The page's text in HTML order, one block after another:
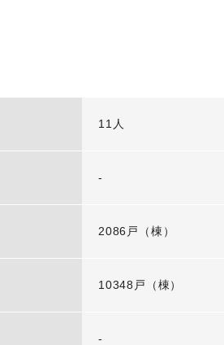
11人
-
2086戸（棟）
10348戸（棟）
-